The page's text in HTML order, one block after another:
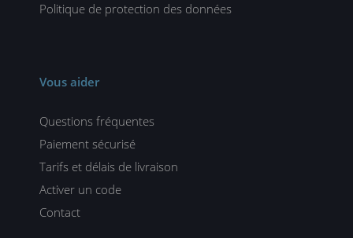
Politique de protection des données
Vous aider
Questions fréquentes
Paiement sécurisé
Tarifs et délais de livraison
Activer un code
Contact